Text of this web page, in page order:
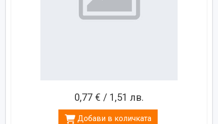
0,77 € / 1,51 лв.
Добави в количката